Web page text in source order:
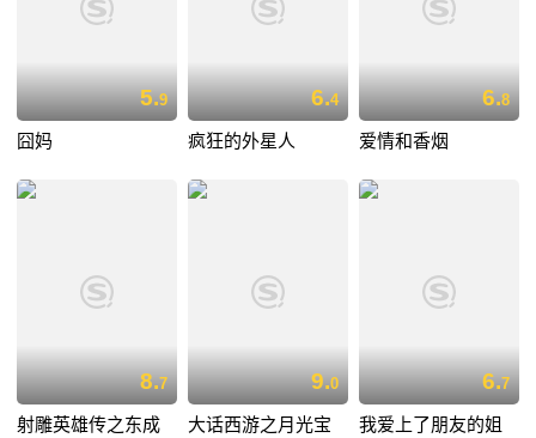
5.9
囧妈
6.4
疯狂的外星人
6.8
爱情和香烟
8.7
射雕英雄传之东成
9.0
大话西游之月光宝
6.7
我爱上了朋友的姐